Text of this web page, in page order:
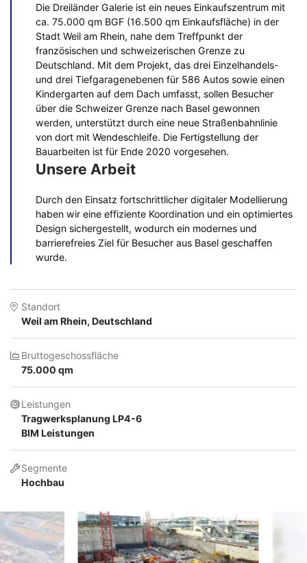
Die Dreiländer Galerie ist ein neues Einkaufszentrum mit
ca. 75.000 qm BGF (16.500 qm Einkaufsfläche) in der
Stadt Weil am Rhein, nahe dem Treffpunkt der
französischen und schweizerischen Grenze zu
Deutschland. Mit dem Projekt, das drei Einzelhandels-
und drei Tiefgaragenebenen für 586 Autos sowie einen
Kindergarten auf dem Dach umfasst, sollen Besucher
über die Schweizer Grenze nach Basel gewonnen
werden, unterstützt durch eine neue Straßenbahnlinie
von dort mit Wendeschleife. Die Fertigstellung der
Bauarbeiten ist für Ende 2020 vorgesehen.
Unsere Arbeit
Durch den Einsatz fortschrittlicher digitaler Modellierung
haben wir eine effiziente Koordination und ein optimiertes
Design sichergestellt, wodurch ein modernes und
barrierefreies Ziel für Besucher aus Basel geschaffen
wurde.
Standort
Weil am Rhein, Deutschland
Bruttogeschossfläche
75.000 qm
Leistungen
Tragwerksplanung LP4-6
BIM Leistungen
Segmente
Hochbau